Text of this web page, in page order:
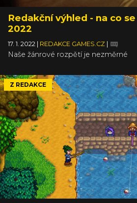
Redakční výhled - na co
2022
17. 1. 2022 REDAKCE GAMES.CZ
Naše žánrové rozpětí je nezměrné
Z REDAKCE